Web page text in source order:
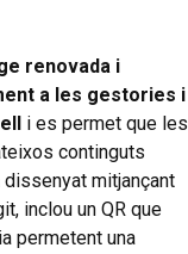
renovada i
a les gestories i
i es permet que les
continguts
dissenyat mitjançant
inclou un QR que
permetent una